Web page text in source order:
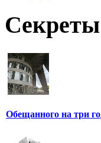
Обещанного на три